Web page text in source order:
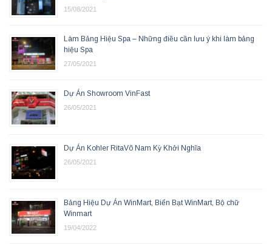
15/08/2021
Làm Bảng Hiệu Spa – Những điều cần lưu ý khi làm bảng
hiệu Spa
27/05/2021
Dự Án Showroom VinFast
26/05/2021
Dự Án Kohler RitaVõ Nam Kỳ Khởi Nghĩa
26/05/2021
Bảng Hiệu Dự Án WinMart, Biển Bạt WinMart, Bộ chữ
Winmart
19/04/2022